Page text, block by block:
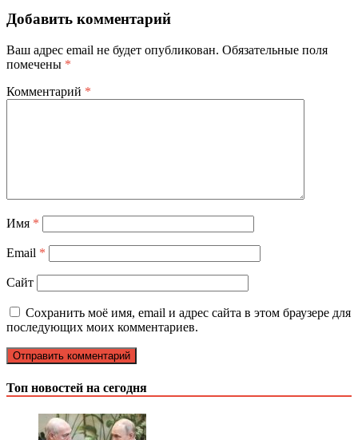
Добавить комментарий
Ваш адрес email не будет опубликован. Обязательные поля
помечены *
Комментарий *
Имя *
Email *
Сайт
Сохранить моё имя, email и адрес сайта в этом браузере для
последующих моих комментариев.
Топ новостей на сегодня